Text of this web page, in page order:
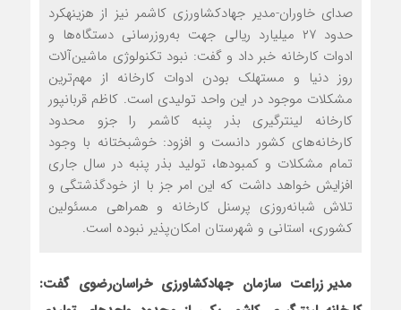
صدای خاوران-مدیر جهادکشاورزی کاشمر نیز از هزینه‏کرد
حدود ۲۷ میلیارد ریالی جهت به‌روزرسانی دستگاه‌ها و
ادوات کارخانه خبر داد و گفت: نبود تکنولوژی ماشین‌آلات
روز دنیا و مستهلک بودن ادوات کارخانه از مهم‌ترین
مشکلات موجود در این واحد تولیدی است. کاظم قربان‏پور
کارخانه لینترگیری بذر پنبه کاشمر را جزو محدود
کارخانه‌های کشور دانست و افزود: خوشبختانه با وجود
تمام مشکلات و کمبودها، تولید بذر پنبه در سال جاری
افزایش خواهد داشت که این امر جز با از خودگذشتگی و
تلاش شبانه‌روزی پرسنل کارخانه و همراهی مسئولین
کشوری، استانی و شهرستان امکان‌پذیر نبوده است.
مدیر زراعت سازمان جهادکشاورزی خراسان‌رضوی گفت: